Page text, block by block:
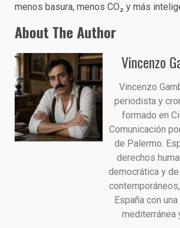
menos basura, menos CO₂ y más
About The Author
Vincenzo
Vincenzo
periodista y
formado en
Comunicación
de Palermo.
derechos
democrática y
España con
mediterránea